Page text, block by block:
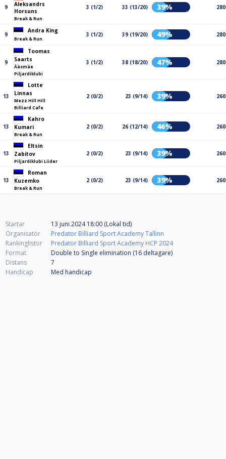
9
Aleksandrs
Horsuns
Break & Run
3 (1/2) 33 (13/20) 39% 280
9
Andra King
Break & Run
3 (1/2) 39 (19/20) 49% 280
9
Toomas
Saarts
Ääsmäe
Piljardiklubi
3 (1/2) 38 (18/20) 47% 280
13
Lotte
Linnas
Mezz Hill Hill
Billiard Cafe
2 (0/2) 23 (9/14) 39% 260
13
Kahro
Kumari
Break & Run
2 (0/2) 26 (12/14) 46% 260
13
Eltsin
Zabitov
Piljardiklubi Liider
2 (0/2) 23 (9/14) 39% 260
13
Roman
Kuzemko
Break & Run
2 (0/2) 23 (9/14) 39% 260
Startar
13 juni 2024 18:00 (Lokal tid)
Organisatör
Predator Billiard Sport Academy Tallinn
Rankinglistor
Predator Billiard Sport Academy HCP 2024
Format
Double to Single elimination (16 deltagare)
Distans
7
Handicap
Med handicap